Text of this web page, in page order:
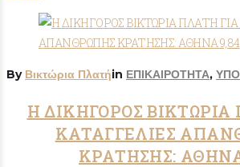
By Βικτώρια Πλατήin ΕΠΙΚΑΙΡΟΤΗΤΑ,
Η ΔΙΚΗΓΟΡΟΣ ΒΙΚΤΩΡΙΑ
ΚΑΤΑΓΓΕΛΙΕΣ
ΚΡΑΤΗΣΗΣ: